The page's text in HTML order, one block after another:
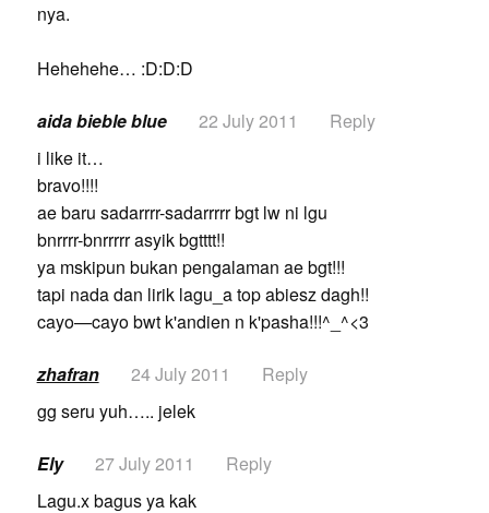
nya.
Hehehehe… :D:D:D
aida bieble blue 22 July 2011
Reply
i like it…
bravo!!!!
ae baru sadarrrr-sadarrrrr bgt lw ni lgu
bnrrrr-bnrrrrr asyik bgtttt!!
ya mskipun bukan pengalaman ae bgt!!!
tapi nada dan lirik lagu_a top abiesz dagh!!
cayo—cayo bwt k'andien n k'pasha!!!^_^<3
zhafran 24 July 2011
Reply
gg seru yuh….. jelek
Ely 27 July 2011
Reply
Lagu.x bagus ya kak